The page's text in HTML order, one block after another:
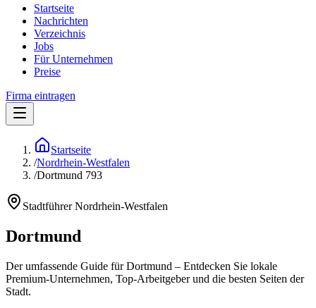
Startseite
Nachrichten
Verzeichnis
Jobs
Für Unternehmen
Preise
Firma eintragen
Startseite
/Nordrhein-Westfalen
/Dortmund 793
StadtführerNordrhein-Westfalen
Dortmund
Der umfassende Guide für Dortmund – Entdecken Sie lokale
Premium-Unternehmen, Top-Arbeitgeber und die besten Seiten der
Stadt.